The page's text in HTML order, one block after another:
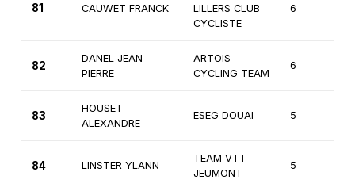
81 CAUWET FRANCK
LILLERS CLUB
CYCLISTE
6
82
DANEL JEAN
PIERRE
ARTOIS
CYCLING TEAM
6
83
HOUSET
ALEXANDRE
ESEG DOUAI 5
84 LINSTER YLANN
TEAM VTT
JEUMONT
5